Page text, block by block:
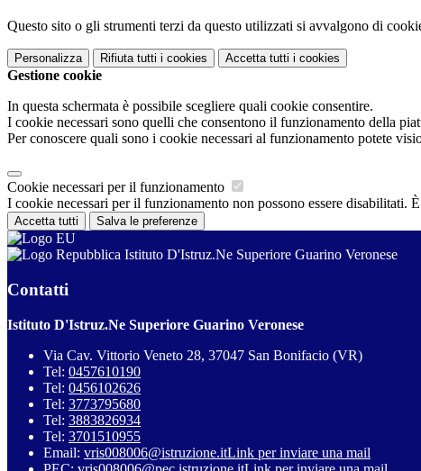
Questo sito o gli strumenti terzi da questo utilizzati si avvalgono di
Personalizza Rifiuta tutti i cookies Accetta tutti i cookies
Gestione cookie
In questa schermata è possibile scegliere quali cookie consentire.
I cookie necessari sono quelli che consentono il funzionamento della
Per conoscere quali sono i cookie necessari al funzionamento potete
Cookie necessari per il funzionamento
I cookie necessari per il funzionamento non possono essere disabilitati.
Accetta tutti Salva le preferenze
Istituto D'Istruz.Ne Superiore Guarino Veronese
Contatti
Istituto D'Istruz.Ne Superiore Guarino Veronese
Via Cav. Vittorio Veneto 28, 37047 San Bonifacio (VR)
Tel: 0457610190
Tel: 0456102626
Tel: 3773795680
Tel: 3883826934
Tel: 3701510955
Email: vris008006@istruzione.itLink per inviare una mail